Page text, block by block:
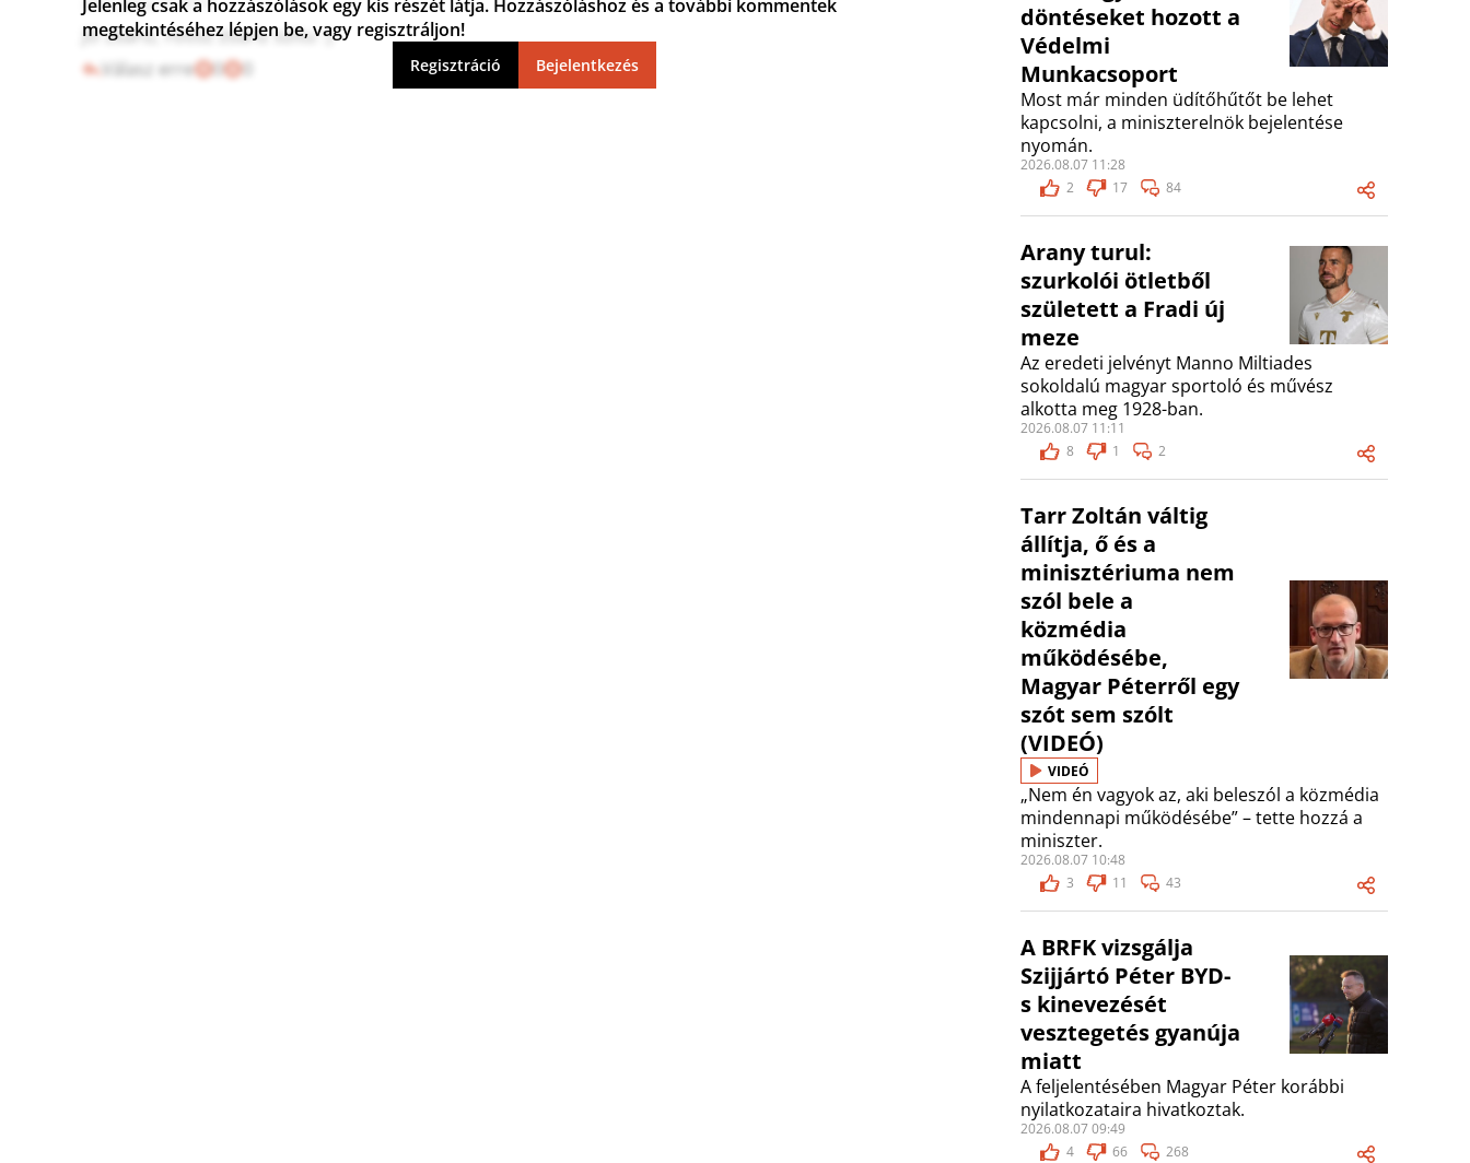
2012. június 11. 07:17
Jó zsaru, rossz zsaru szitu :)
Válasz erre 0 0
Jelenleg csak a hozzászólások egy kis részét látja. Hozzászóláshoz és a további kommentek
megtekintéséhez lépjen be, vagy regisztráljon!
Regisztráció Bejelentkezés
döntéseket hozott a
Védelmi
Munkacsoport
Most már minden üdítőhűtőt be lehet
kapcsolni, a miniszterelnök bejelentése
nyomán.
2026.08.07 11:28
2
17 84
Arany turul:
szurkolói ötletből
született a Fradi új
meze
Az eredeti jelvényt Manno Miltiades
sokoldalú magyar sportoló és művész
alkotta meg 1928-ban.
2026.08.07 11:11
8
1 2
Tarr Zoltán váltig
állítja, ő és a
minisztériuma nem
szól bele a
közmédia
működésébe,
Magyar Péterről egy
szót sem szólt
(VIDEÓ)
VIDEÓ
„Nem én vagyok az, aki beleszól a közmédia
mindennapi működésébe” – tette hozzá a
miniszter.
2026.08.07 10:48
3
11 43
A BRFK vizsgálja
Szijjártó Péter BYD-
s kinevezését
vesztegetés gyanúja
miatt
A feljelentésében Magyar Péter korábbi
nyilatkozataira hivatkoztak.
2026.08.07 09:49
4
66 268